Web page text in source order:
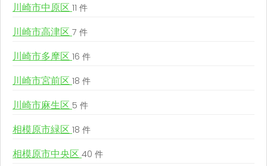
川崎市中原区 11 件
川崎市高津区 7 件
川崎市多摩区 16 件
川崎市宮前区 18 件
川崎市麻生区 5 件
相模原市緑区 18 件
相模原市中央区 40 件